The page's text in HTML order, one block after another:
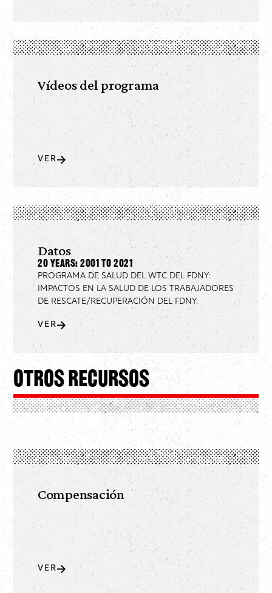
Vídeos del programa
VER
Datos
20 Years: 2001 to 2021
PROGRAMA DE SALUD DEL WTC DEL FDNY:
IMPACTOS EN LA SALUD DE LOS TRABAJADORES
DE RESCATE/RECUPERACIÓN DEL FDNY.
VER
Otros recursos
Compensación
VER